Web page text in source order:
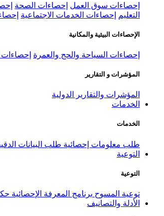
إحصاءات سوق العمل إحصاءات الصحة
التعليم
إحصاءات الخدمات الاجتماعية
الإحصاءات البيئية والمكانية
إحصاءات السياحة والحج والعمرة إحصاءات
المؤشرات و التقارير
المؤشرات والتقارير الدولية
الخدمات
الخدمات
طلب معلومات إحصائية طلب البيانات
التوعية
التوعية
توعية المسوح برنامج المعرفة الإحصائية
الأدلة والتصانيف